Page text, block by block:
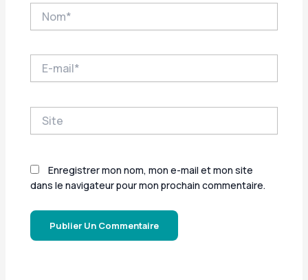
mail*
Enregistrer mon nom, mon e-mail et mon site
dans le navigateur pour mon prochain commentaire.